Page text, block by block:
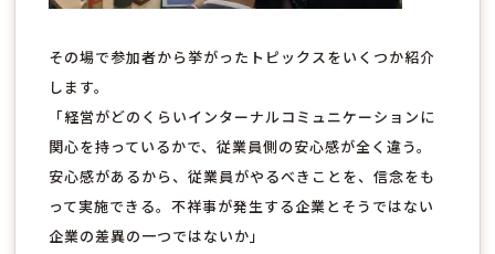
その場で参加者から挙がったトピックスをいくつか紹介
します。
「経営がどのくらいインターナルコミュニケーションに
関心を持っているかで、従業員側の安心感が全く違う。
安心感があるから、従業員がやるべきことを、信念をも
って実施できる。不祥事が発生する企業とそうではない
企業の差異の一つではないか」